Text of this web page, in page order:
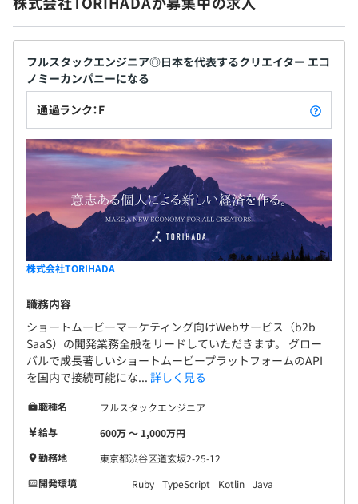
◼︎その他環境
・インフラ：AWS - ECS、 S3、 Route53、
ParameterStore、GCP - Compute、Cloud Run、
Storage
・CI／CD：Github Actions
・監視：Sentry, Datadog
◼︎その他ツール：IntelliJ IDEA Ultimate、Github Copilot
◼︎ソースコード管理：Github
◼︎プロジェクト管理：JIRA
◼︎全社：33名
◼︎FANME
・PdM：4名
・Eng：10名
契約更新の有無・契約期間の定め
あり(6カ月)
契約更新の判断基準
契約期間満了時の業務量 ／ 勤務成績、勤務態度 ／
能力・会社の経営状況 ／ 従事している業務の進捗状況
半年後に正社員化予定（過去新卒の契約社員→正社員化率
は100％）
契約更新の上限
なし
ません）
フルスタックエンジニア◎日本を代表するクリエイター エコ
ノミーカンパニーになる
通過ランク：F
株式会社TORIHADA
職務内容
ショートムービーマーケティング向けWebサービス（b2b
SaaS）の開発業務全般をリードしていただきます。 グロー
バルで成長著しいショートムービープラットフォームのAPI
を国内で接続可能にな... 詳しく見る
職種名
フルスタックエンジニア
給与
600万 〜 1,000万円
勤務地
東京都渋谷区道玄坂2-25-12
開発環境
Ruby TypeScript Kotlin Java